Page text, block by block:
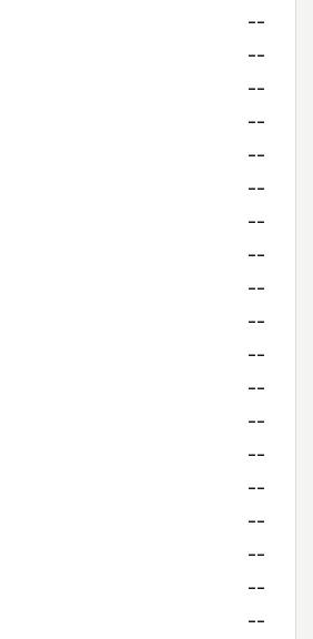
--
--
--
--
--
--
--
--
--
--
--
--
--
--
--
--
--
--
--